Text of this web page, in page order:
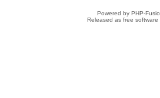
Powered by PHP-
Released as free